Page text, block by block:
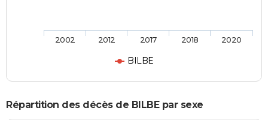
BILBE
2002 2012 2017 2018 2020
Répartition des décès de BILBE par sexe